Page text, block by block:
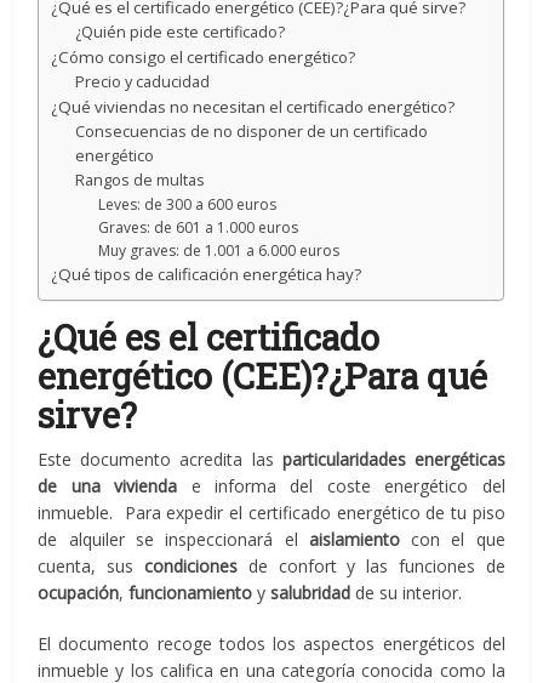
¿Qué es el certificado energético (CEE)?¿Para qué sirve?
¿Quién pide este certificado?
¿Cómo consigo el certificado energético?
Precio y caducidad
¿Qué viviendas no necesitan el certificado energético?
Consecuencias de no disponer de un certificado
energético
Rangos de multas
Leves: de 300 a 600 euros
Graves: de 601 a 1.000 euros
Muy graves: de 1.001 a 6.000 euros
¿Qué tipos de calificación energética hay?
¿Qué es el certificado
energético (CEE)?¿Para qué
sirve?
Este documento acredita las particularidades energéticas
de una vivienda e informa del coste energético del
inmueble. Para expedir el certificado energético de tu piso
de alquiler se inspeccionará el aislamientocon el que
cuenta, sus condicionesde confort y las funciones de
ocupación,funcionamiento ysalubridad de su interior.
El documento recoge todos los aspectos energéticos del
inmueble y los califica en una categoría conocida como la